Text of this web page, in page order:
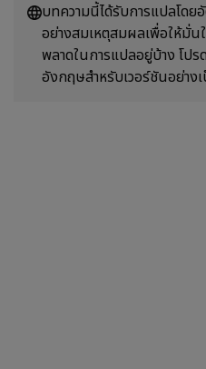
บทความนี้ได้รับการแปลโดยอั
อย่างสมเหตุสมผลเพื่อให้มั่
พลาดในการแปลอยู่บ้าง โป
อังกฤษสำหรับเวอร์ชันอย่าง